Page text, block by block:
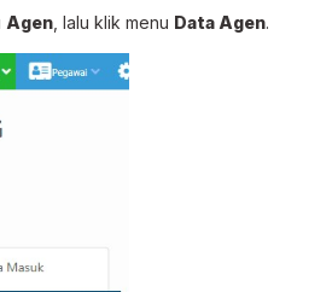
Agen , lalu klik menu Data Agen.